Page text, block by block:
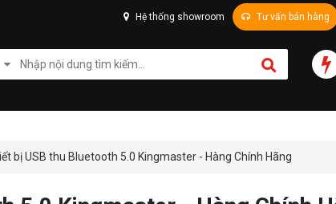
Hệ thống showroom Tư vấn bán hàng
bị USB thu Bluetooth 5.0 Kingmaster - Hàng Chính Hãng